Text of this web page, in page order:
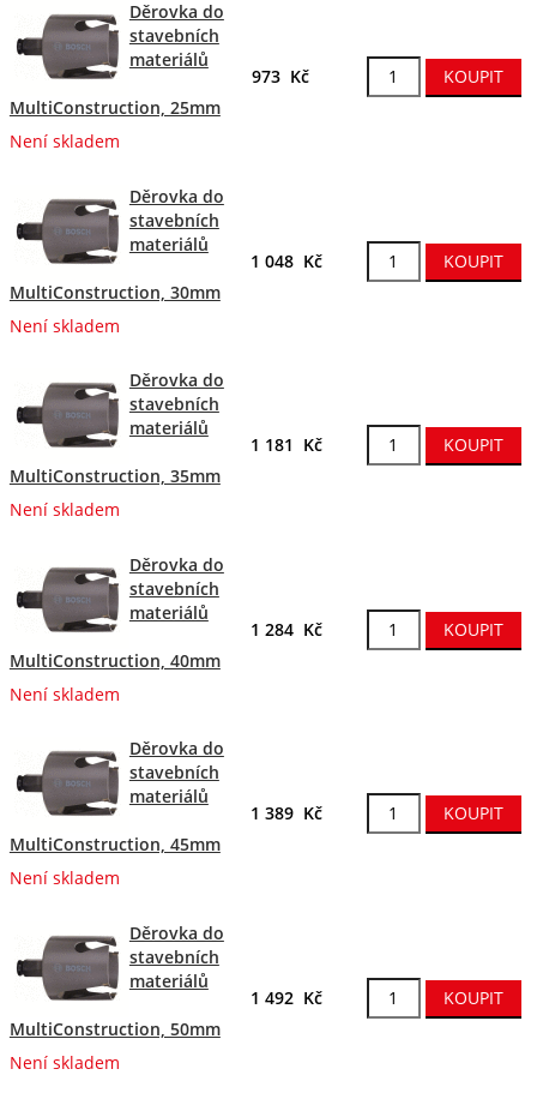
Děrovka do
stavebních
materiálů
MultiConstruction, 25mm
Není skladem
973 Kč
Děrovka do
stavebních
materiálů
MultiConstruction, 30mm
Není skladem
1 048 Kč
Děrovka do
stavebních
materiálů
MultiConstruction, 35mm
Není skladem
1 181 Kč
Děrovka do
stavebních
materiálů
MultiConstruction, 40mm
Není skladem
1 284 Kč
Děrovka do
stavebních
materiálů
MultiConstruction, 45mm
Není skladem
1 389 Kč
Děrovka do
stavebních
materiálů
MultiConstruction, 50mm
Není skladem
1 492 Kč